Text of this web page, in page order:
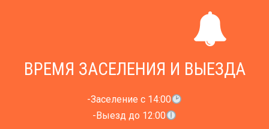
ВРЕМЯ ЗАСЕЛЕНИЯ И ВЫЕЗДА
-Заселение с 14:00
-Выезд до 12:00